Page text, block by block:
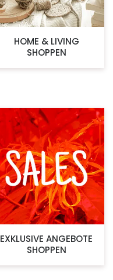
HOME & LIVING
SHOPPEN
EXKLUSIVE ANGEBOTE
SHOPPEN